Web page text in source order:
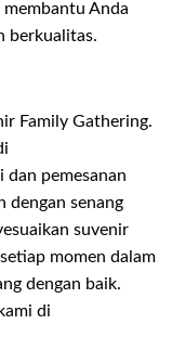
Anda
berkualitas.
Family Gathering.
pemesanan
dengan senang
suvenir
momen dalam
dengan baik.
di